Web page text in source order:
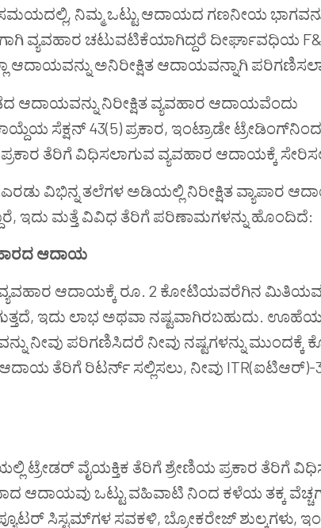
ಸಮಯದಲ್ಲಿ, ನಿಮ್ಮ ಒಟ್ಟು ಆದಾಯದ ಗಣನೀಯ
ವ್ಯವಹಾರ ಚಟುವಟಿಕೆಯಾಗಿದ್ದರೆ ದೀರ್ಘಾವಧಿಯ
ಆದಾಯವನ್ನು ಅನಿರೀಕ್ಷಿತ ಆದಾಯವನ್ನಾಗಿ
ಆದಾಯವನ್ನು ನಿರೀಕ್ಷಿತ ವ್ಯವಹಾರ ಆದಾಯವೆಂದು
ಸೆಕ್ಷನ್ 43(5) ಪ್ರಕಾರ, ಇಂಟ್ರಾಡೇ
ತೆರಿಗೆ ವಿಧಿಸಲಾಗುವ ವ್ಯವಹಾರ ಆದಾಯಕ್ಕೆ
ಎರಡು ವಿಭಿನ್ನ ತಲೆಗಳ ಅಡಿಯಲ್ಲಿ ನಿರೀಕ್ಷಿತ ವ್ಯಾಪಾರ
ಇದು ಮತ್ತೆ ವಿವಿಧ ತೆರಿಗೆ ಪರಿಣಾಮಗಳನ್ನು ಹೊಂದಿದೆ:
ಆದಾಯ
ವ್ಯವಹಾರ ಆದಾಯಕ್ಕೆ ರೂ. 2 ಕೋಟಿಯವರೆಗಿನ
ಇದು ಲಾಭ ಅಥವಾ ನಷ್ಟವಾಗಿರಬಹುದು.
ನೀವು ಪರಿಗಣಿಸಿದರೆ ನೀವು ನಷ್ಟಗಳನ್ನು ಮುಂದಕ್ಕೆ
ತೆರಿಗೆ ರಿಟರ್ನ್ ಸಲ್ಲಿಸಲು, ನೀವು ITR(ಐಟಿಆರ್)-3
ಟ್ರೇಡರ್ ವೈಯಕ್ತಿಕ ತೆರಿಗೆ ಶ್ರೇಣಿಯ ಪ್ರಕಾರ ತೆರಿಗೆ
ಆದಾಯವು ಒಟ್ಟು ವಹಿವಾಟಿ ನಿಂದ ಕಳೆಯ ತಕ್ಕ
ಸಿಸ್ಟಮ್‌ಗಳ ಸವಕಳಿ, ಬ್ರೋಕರೇಜ್ ಶುಲ್ಕಗಳು,